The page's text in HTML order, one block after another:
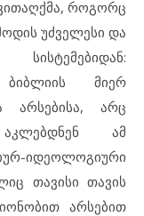
როგორც
უძველესი და
ბიბლიის მიერ
არსებისა, არც
ამ
იდეოლოგიური
თავისი თავის
არსებით